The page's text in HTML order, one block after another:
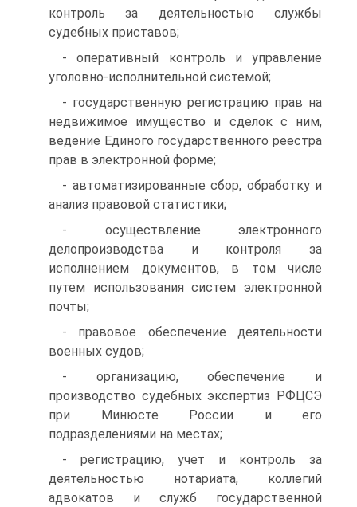
контроль за деятельностью службы
судебных приставов;
- оперативный контроль и управление
уголовно-исполнительной системой;
- государственную регистрацию прав на
недвижимое имущество и сделок с ним,
ведение Единого государственного реестра
прав в электронной форме;
- автоматизированные сбор, обработку и
анализ правовой статистики;
- осуществление электронного
делопроизводства и контроля за
исполнением документов, в том числе
путем использования систем электронной
почты;
- правовое обеспечение деятельности
военных судов;
- организацию, обеспечение и
производство судебных экспертиз РФЦСЭ
при Минюсте России и его
подразделениями на местах;
- регистрацию, учет и контроль за
деятельностью нотариата, коллегий
адвокатов и служб государственной